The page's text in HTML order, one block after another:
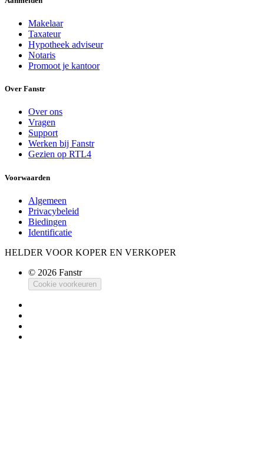
Makelaar
Taxateur
Hypotheek adviseur
Notaris
Promoot je kantoor
Over Fanstr
Over ons
Vragen
Support
Werken bij Fanstr
Gezien op RTL4
Voorwaarden
Algemeen
Privacybeleid
Biedingen
Identificatie
HELDER VOOR KOPER EN VERKOPER
© 2026 Fanstr
Cookie voorkeuren